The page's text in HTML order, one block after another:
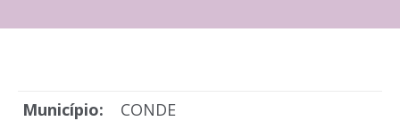
Município:
CONDE